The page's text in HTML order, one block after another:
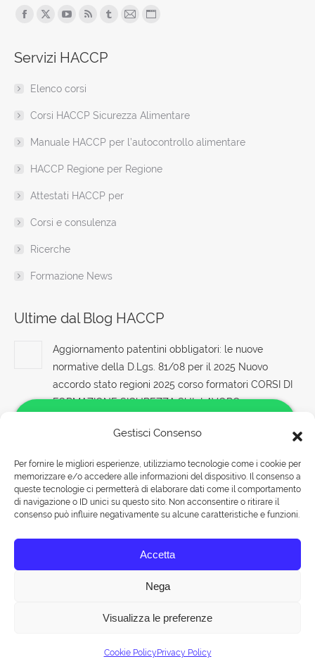
Gestisci Consenso
Per fornire le migliori esperienze, utilizziamo tecnologie come i cookie per
memorizzare e/o accedere alle informazioni del dispositivo. Il consenso a
queste tecnologie ci permetterà di elaborare dati come il comportamento
di navigazione o ID unici su questo sito. Non acconsentire o ritirare il
consenso può influire negativamente su alcune caratteristiche e funzioni.
Accetta
Nega
Visualizza le preferenze
Cookie Policy Privacy Policy
Find us on:
Facebook
opens
new
window
X
opens
new
window
opens
new
window
opens
window
Tumblr
window
Mail
window
Sito
new
Servizi HACCP
Elenco corsi
Corsi HACCP Sicurezza Alimentare
Manuale HACCP per l’autocontrollo alimentare
HACCP Regione per Regione
Attestati HACCP per
Corsi e consulenza
Ricerche
Formazione News
Ultime dal Blog HACCP
Aggiornamento patentini obbligatori: le nuove
normative della D.Lgs. 81/08 per il 2025 Nuovo
accordo stato regioni 2025 corso formatori CORSI DI
FORMAZIONE SICUREZZA SUL LAVORO
lavoratori esposti a radiazioni non ionizzanti
7 Agosto 2026
Modulo Cantieri Edili Accordi Stato-Regioni:
© Tuttohaccp.com - 2019. Tutti i diritti riservati - P.IVA 10515651007 -
Salve!
Come possiamo aiutarti?
Rispondiamo nei seguenti orari:
Lunedì-Venerdì 09:00-18:00
Sabato 09:00-13:00